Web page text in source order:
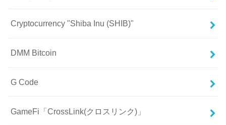
Cryptocurrency "Shiba Inu (SHIB)"
DMM Bitcoin
G Code
GameFi「CrossLink(クロスリンク)」